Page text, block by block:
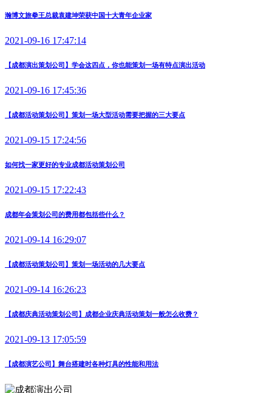
瀚博文旅拳王总裁袁建坤荣获中国十大青年企业家
2021-09-16 17:47:14
【成都演出策划公司】学会这四点，你也能策划一场有特点演出活动
2021-09-16 17:45:36
【成都活动策划公司】策划一场大型活动需要把握的三大要点
2021-09-15 17:24:56
如何找一家更好的专业成都活动策划公司
2021-09-15 17:22:43
成都年会策划公司的费用都包括些什么？
2021-09-14 16:29:07
【成都活动策划公司】策划一场活动的几大要点
2021-09-14 16:26:23
【成都庆典活动策划公司】成都企业庆典活动策划一般怎么收费？
2021-09-13 17:05:59
【成都演艺公司】舞台搭建时各种灯具的性能和用法